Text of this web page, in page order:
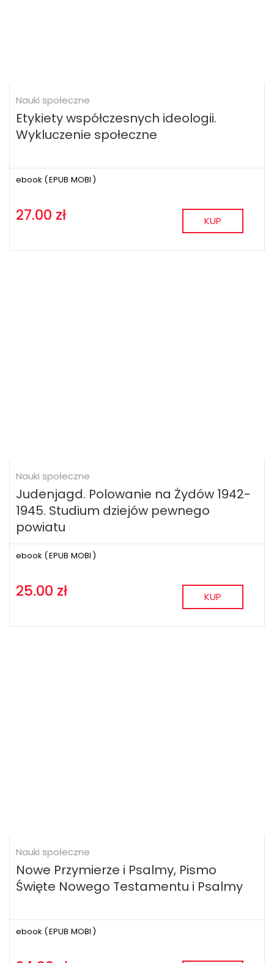
Nauki społeczne
Etykiety współczesnych ideologii.
Wykluczenie społeczne
ebook (EPUB MOBI )
27.00 zł KUP
Nauki społeczne
Judenjagd. Polowanie na Żydów 1942-
1945. Studium dziejów pewnego
powiatu
ebook (EPUB MOBI )
25.00 zł KUP
Nauki społeczne
Nowe Przymierze i Psalmy, Pismo
Święte Nowego Testamentu i Psalmy
ebook (EPUB MOBI )